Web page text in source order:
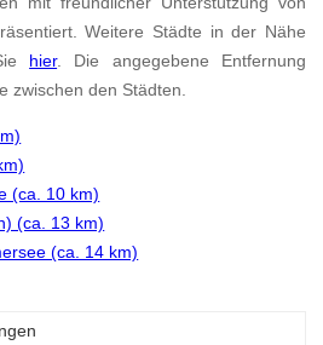
Weitere Städte in der Nähe
hier. Die angegebene Entfernung
zwischen den Städten.
(ca. 10 km)
(ca. 13 km)
(ca. 14 km)